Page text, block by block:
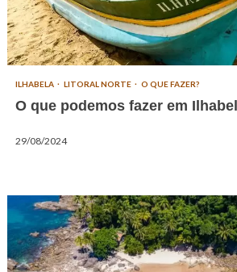
ILHABELA LITORAL NORTE O QUE FAZER?
O que podemos fazer em
29/08/2024